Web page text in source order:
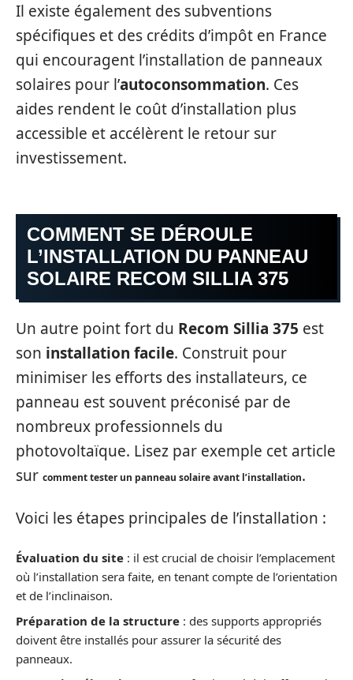
Il existe également des subventions
spécifiques et des crédits d’impôt en France
qui encouragent l’installation de panneaux
solaires pour l’autoconsommation. Ces
aides rendent le coût d’installation plus
accessible et accélèrent le retour sur
investissement.
COMMENT SE DÉROULE
L’INSTALLATION DU PANNEAU
SOLAIRE RECOM SILLIA 375
Un autre point fort du Recom Sillia 375 est
son installation facile. Construit pour
minimiser les efforts des installateurs, ce
panneau est souvent préconisé par de
nombreux professionnels du
photovoltaïque. Lisez par exemple cet article
sur comment tester un panneau solaire avant l’installation.
Voici les étapes principales de l’installation :
Évaluation du site : il est crucial de choisir l’emplacement
où l’installation sera faite, en tenant compte de l’orientation
et de l’inclinaison.
Préparation de la structure : des supports appropriés
doivent être installés pour assurer la sécurité des
panneaux.